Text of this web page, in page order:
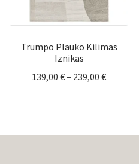
Trumpo Plauko Kilimas
Iznikas
139,00 €– 239,00 €Price
239,00 €